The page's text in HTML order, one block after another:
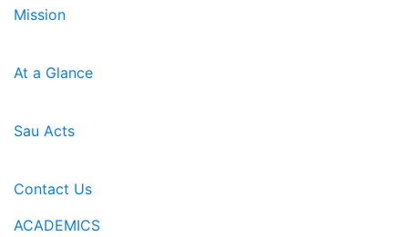
Mission
At a Glance
Sau Acts
Contact Us
ACADEMICS